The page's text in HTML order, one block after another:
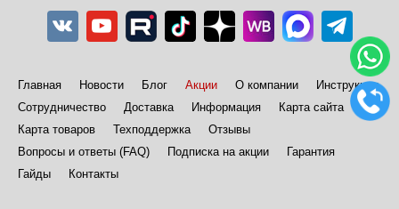
Главная Новости Блог Акции О компании
Инструкции
Сотрудничество
Доставка Информация
Карта сайта
Карта товаров
Техподдержка
Отзывы
Вопросы и ответы (FAQ)
Подписка на акции
Гарантия
Гайды
Контакты